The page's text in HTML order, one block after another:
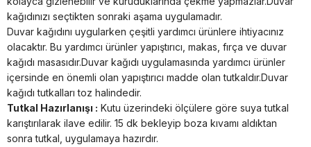
kağıdınızı seçtikten sonraki aşama uygulamadır.
Duvar kağıdını uygularken çeşitli yardımcı ürünlere ihtiyacınız
olacaktır. Bu yardımcı ürünler yapıştırıcı, makas, fırça ve duvar
kağıdı masasıdır.Duvar kağıdı uygulamasında yardımcı ürünler
içersinde en önemli olan yapıştırıcı madde olan tutkaldır.Duvar
kağıdı tutkalları toz halindedir.
Tutkal Hazırlanışı : Kutu üzerindeki ölçülere göre suya tutkal
karıştırılarak ilave edilir. 15 dk bekleyip boza kıvamı aldıktan
sonra tutkal, uygulamaya hazırdır.